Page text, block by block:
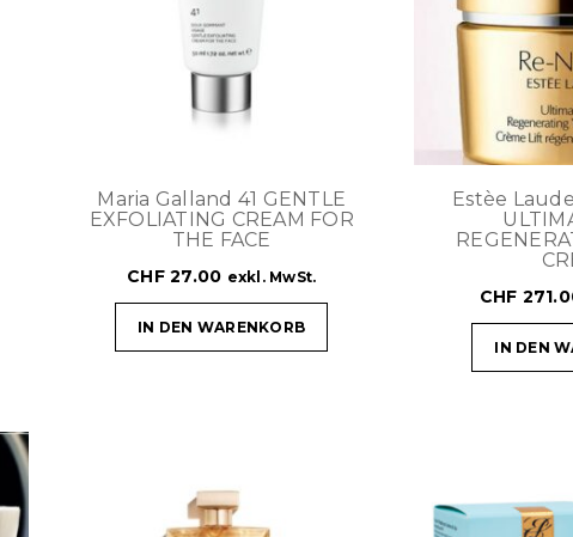
Maria Galland 41 GENTLE
EXFOLIATING CREAM FOR
THE FACE
CHF27.00 exkl. MwSt.
IN DEN WARENKORB
Estèe
CHF
IN DEN